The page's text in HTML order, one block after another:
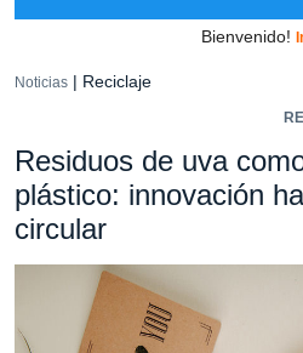
Bienvenido!
Noticias | Reciclaje
Residuos de uva
plástico: innovación
circular